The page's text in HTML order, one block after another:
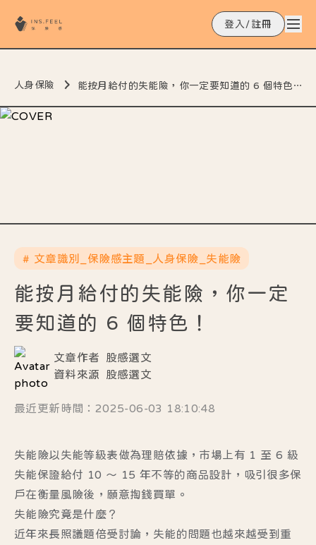
登入/註冊
人身保險 能按月給付的失能險，你一定要知道的 6 個特色！
# 文章識別_保險感主題_人身保險_失能險
能按月給付的失能險，你一定
要知道的 6 個特色！
文章作者
股感選文
資料來源
股感選文
最近更新時間：2025-06-03 18:10:48
失能險以失能等級表做為理賠依據，市場上有 1 至 6 級
失能保證給付 10 ～ 15 年不等的商品設計，吸引很多保
戶在衡量風險後，願意掏錢買單。
失能險究竟是什麼？
近年來長照議題倍受討論，失能的問題也越來越受到重